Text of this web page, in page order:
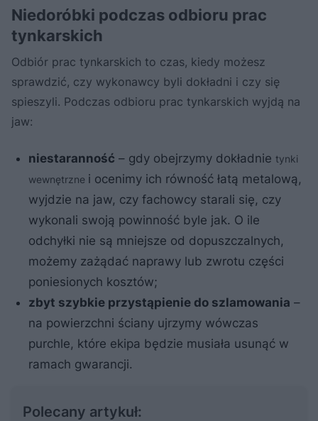
Niedoróbki podczas odbioru prac
tynkarskich
Odbiór prac tynkarskich to czas, kiedy możesz
sprawdzić, czy wykonawcy byli dokładni i czy się
spieszyli. Podczas odbioru prac tynkarskich wyjdą na
jaw:
niestaranność – gdy obejrzymy dokładnie tynki
wewnętrzne i ocenimy ich równość łatą metalową,
wyjdzie na jaw, czy fachowcy starali się, czy
wykonali swoją powinność byle jak. O ile
odchyłki nie są mniejsze od dopuszczalnych,
możemy zażądać naprawy lub zwrotu części
poniesionych kosztów;
zbyt szybkie przystąpienie do szlamowania –
na powierzchni ściany ujrzymy wówczas
purchle, które ekipa będzie musiała usunąć w
ramach gwarancji.
Polecany artykuł: